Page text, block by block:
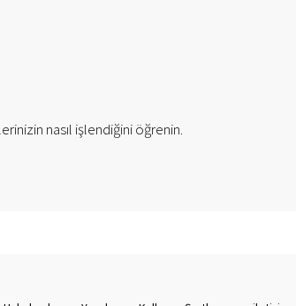
nasıl işlendiğini öğrenin.